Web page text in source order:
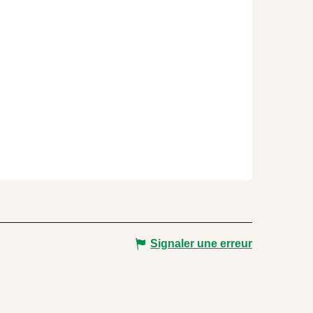
Signaler une erreur